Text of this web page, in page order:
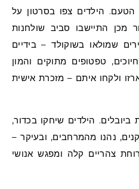
הילדים צפו בסרטון על
מכן התיישבו סביב שולחנות
שמולאו בשוקולד – בידיים
טפטופים מתוקים והמון
ולקחו איתם – מזכרת אישית
הילדים שיחקו בכדור,
נהנו מהמרחבים, ובעיקר –
צהריים קלה ומפגש אנושי